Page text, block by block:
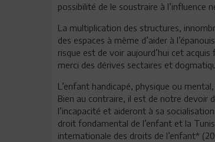
possibilité de le soustraire à l’influence
La multiplication des structures,
des espaces à même d’aider à
risque est de voir aujourd’hui cet
merci des dérives sectaires et
L’enfant handicapé, physique ou
Bien au contraire, il est de notre devoir
l’incapacité et aideront à sa
droit fondamental de l’enfant et la
internationale des droits de l’enfant*